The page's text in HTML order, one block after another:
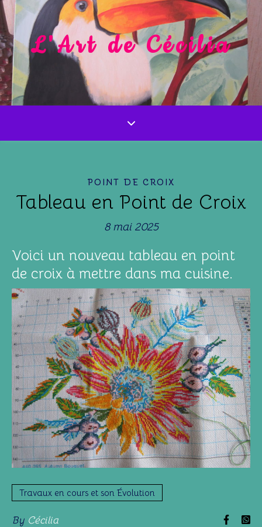
L'Art de Cécilia
POINT DE CROIX
Tableau en Point de Croix
8 mai 2025
Voici un nouveau tableau en point
de croix à mettre dans ma cuisine.
Travaux en cours et son Évolution
By Cécilia